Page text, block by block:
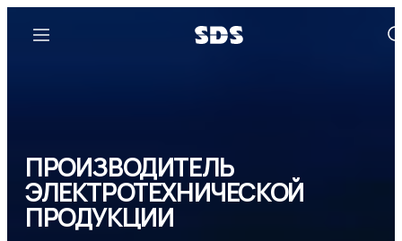
ПРОИЗВОДИТЕЛЬ
ЭЛЕКТРОТЕХНИЧЕСКОЙ
ПРОДУКЦИИ